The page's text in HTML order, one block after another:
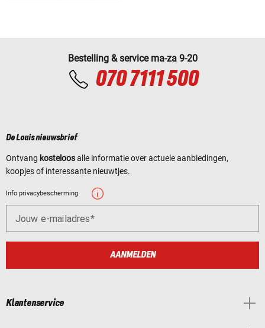
Bestelling & service ma-za 9-20
070 7111 500
De Louis nieuwsbrief
Ontvang kosteloosalle informatie over actuele aanbiedingen,
koopjes of interessante nieuwtjes.
Info privacybescherming
Jouw e-mailadres
AANMELDEN
Klantenservice